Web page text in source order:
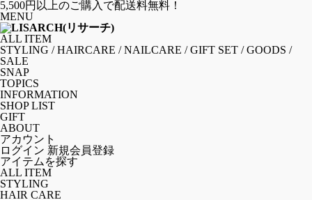
5,500円以上のご購入で配送料無料！
MENU
ALL ITEM
STYLING /HAIRCARE /NAILCARE /GIFT SET /GOODS /
SALE
SNAP
TOPICS
INFORMATION
SHOP LIST
GIFT
ABOUT
アカウント
ログイン 新規会員登録
アイテムを探す
ALL ITEM
STYLING
HAIR CARE